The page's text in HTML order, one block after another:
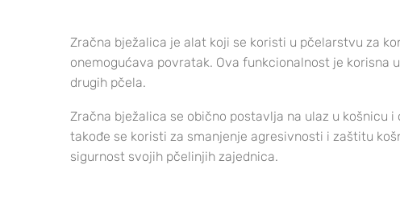
Zračna bježalica je alat koji se koristi u pčelarstvu za
onemogućava povratak. Ova funkcionalnost je
drugih pčela.
Zračna bježalica se obično postavlja na ulaz u košnicu
takođe se koristi za smanjenje agresivnosti i zaštitu
sigurnost svojih pčelinjih zajednica.